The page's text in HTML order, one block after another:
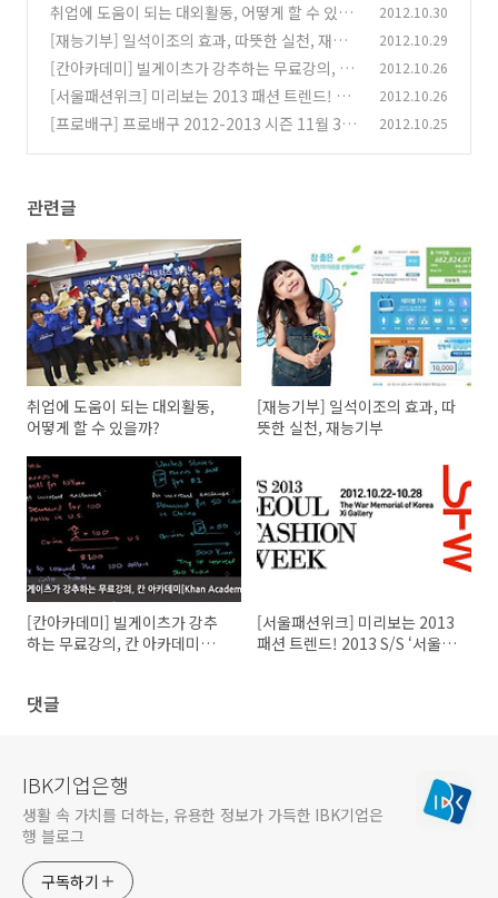
취업에 도움이 되는 대외활동, 어떻게 할 수 있을
까? (0)
2012.10.30
[재능기부] 일석이조의 효과, 따뜻한 실천, 재능
기부
(7)
2012.10.29
[칸아카데미] 빌게이츠가 강추하는 무료강의, 칸
아카데미[Khan Academy]
(6)
2012.10.26
[서울패션위크] 미리보는 2013 패션 트렌드! 20
13 S/S ‘서울패션위크(SFW)’
(38)
2012.10.26
[프로배구] 프로배구 2012-2013 시즌 11월 3일
2012.10.25
관련글
취업에 도움이 되는 대외활동,
어떻게 할 수 있을까?
[재능기부] 일석이조의 효과, 따
뜻한 실천, 재능기부
[칸아카데미] 빌게이츠가 강추
하는 무료강의, 칸 아카데미
[서울패션위크] 미리보는 2013
패션 트렌드! 2013 S/S ‘서울패
댓글
IBK기업은행
생활 속 가치를 더하는, 유용한 정보가 가득한 IBK기업은
행 블로그
구독하기